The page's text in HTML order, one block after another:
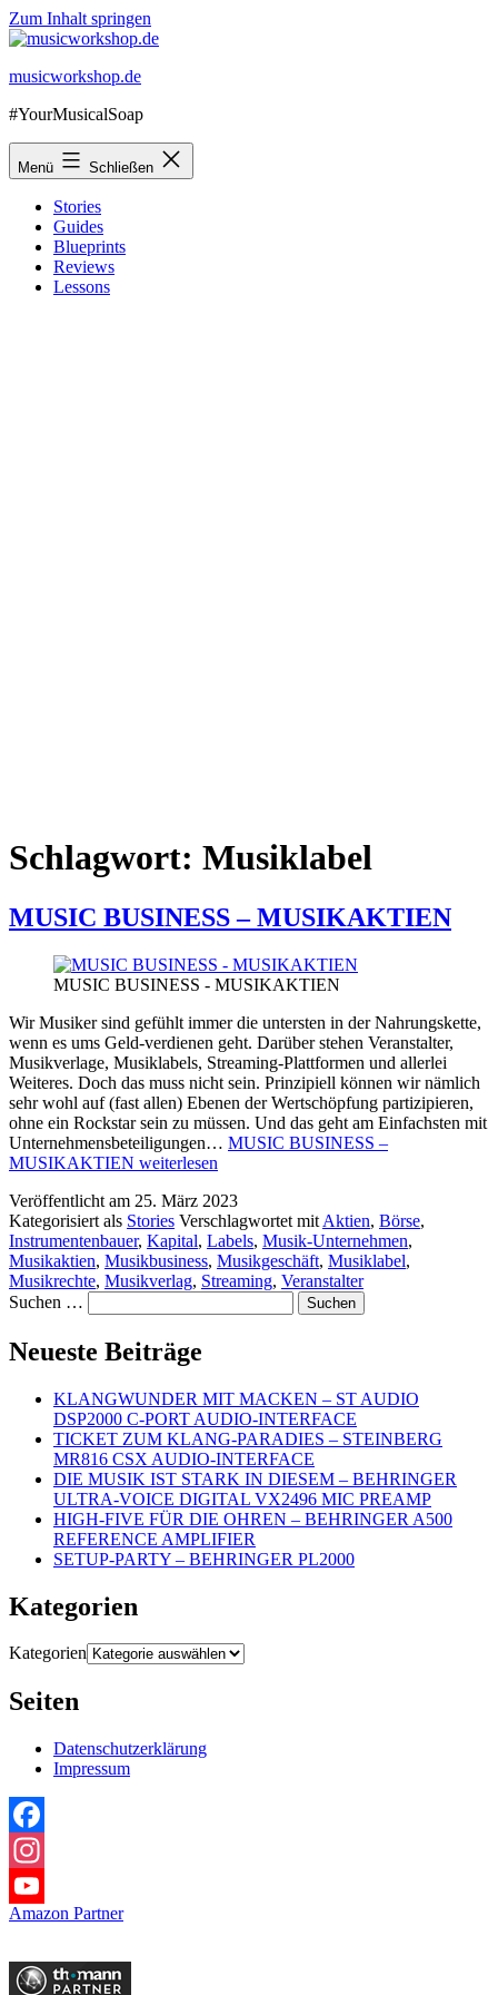
Zum Inhalt springen
musicworkshop.de
#YourMusicalSoap
Menü Schließen
Stories
Guides
Blueprints
Reviews
Lessons
Schlagwort: Musiklabel
MUSIC BUSINESS – MUSIKAKTIEN
MUSIC BUSINESS - MUSIKAKTIEN
Wir Musiker sind gefühlt immer die untersten in der Nahrungskette,
wenn es ums Geld-verdienen geht. Darüber stehen Veranstalter,
Musikverlage, Musiklabels, Streaming-Plattformen und allerlei
Weiteres. Doch das muss nicht sein. Prinzipiell können wir nämlich
sehr wohl auf (fast allen) Ebenen der Wertschöpfung partizipieren,
ohne ein Rockstar sein zu müssen. Und das geht am Einfachsten mit
Unternehmensbeteiligungen… MUSIC BUSINESS –
MUSIKAKTIEN weiterlesen
Veröffentlicht am 25. März 2023
Kategorisiert als Stories Verschlagwortet mit Aktien, Börse,
Instrumentenbauer, Kapital, Labels, Musik-Unternehmen,
Musikaktien, Musikbusiness, Musikgeschäft, Musiklabel,
Musikrechte, Musikverlag, Streaming, Veranstalter
Suchen …
Neueste Beiträge
KLANGWUNDER MIT MACKEN – ST AUDIO
DSP2000 C-PORT AUDIO-INTERFACE
TICKET ZUM KLANG-PARADIES – STEINBERG
MR816 CSX AUDIO-INTERFACE
DIE MUSIK IST STARK IN DIESEM – BEHRINGER
ULTRA-VOICE DIGITAL VX2496 MIC PREAMP
HIGH-FIVE FÜR DIE OHREN – BEHRINGER A500
REFERENCE AMPLIFIER
SETUP-PARTY – BEHRINGER PL2000
Kategorien
Kategorien
Seiten
Datenschutzerklärung
Impressum
Facebook
Instagram
YouTube
Amazon Partner